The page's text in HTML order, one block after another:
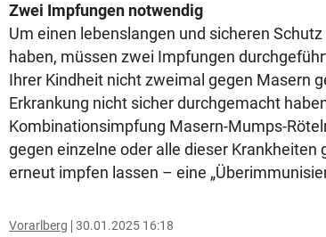
Zwei Impfungen notwendig
Um einen lebenslangen und sicheren
haben, müssen zwei Impfungen
Ihrer Kindheit nicht zweimal gegen Masern
Erkrankung nicht sicher durchgemacht
Kombinationsimpfung Masern-Mumps-
gegen einzelne oder alle dieser
erneut impfen lassen – eine
Vorarlberg 30.01.2025 16:18